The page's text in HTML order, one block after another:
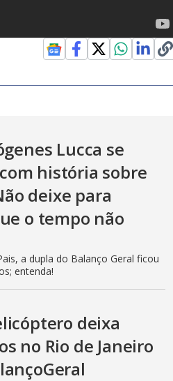
Lucca se
história sobre
deixe para
o tempo não
a dupla do Balanço Geral ficou
entenda!
deixa
no Rio de Janeiro